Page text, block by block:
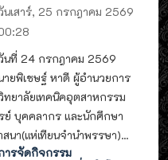
นเสาร์, 25 กรกฎาคม 2569
นที่ 24 กรกฎาคม 2569
ายพิเชษฐ์ หาดี ผู้อำนวยการ
ทยาลัยเทคนิคอุตสาหกรรม
ย์ บุคคลากร และนักศึกษา
นา(แห่เทียนจำนำพรรษา)...
ารจัดกิจกรรม